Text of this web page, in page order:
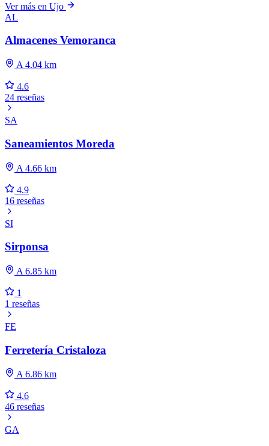
Ver más en Ujo
AL
Almacenes Vemoranca
A 4.04 km
4.6
24 reseñas
SA
Saneamientos Moreda
A 4.66 km
4.9
16 reseñas
SI
Sirponsa
A 6.85 km
1
1 reseñas
FE
Ferretería Cristaloza
A 6.86 km
4.6
46 reseñas
GA